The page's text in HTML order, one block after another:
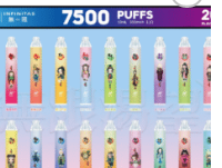
Add to
wishlist